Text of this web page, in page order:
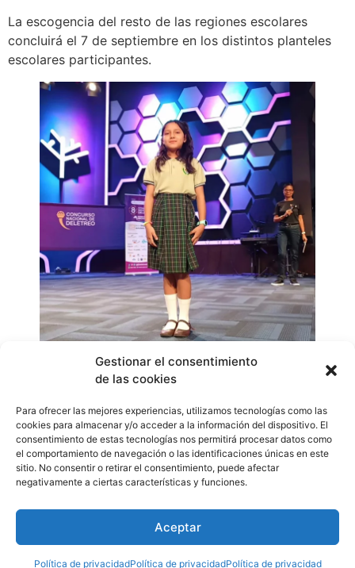
Gestionar el consentimiento
de las cookies
Para ofrecer las mejores experiencias, utilizamos tecnologías como las
cookies para almacenar y/o acceder a la información del dispositivo. El
consentimiento de estas tecnologías nos permitirá procesar datos como
el comportamiento de navegación o las identificaciones únicas en este
sitio. No consentir o retirar el consentimiento, puede afectar
negativamente a ciertas características y funciones.
Aceptar
Política de privacidadPolítica de privacidadPolítica de privacidad
La escogencia del resto de las regiones escolares
concluirá el 7 de septiembre en los distintos planteles
escolares participantes.
Se espera que el próximo 19 de octubre, sean elegidos
desenvuelvan en este concurso que, principalmente,
proyecta el compañerismo, la integración y la
cooperación entre ellos.
WhatsApp
Compartir
educacion,
lectura,niños,Panamá